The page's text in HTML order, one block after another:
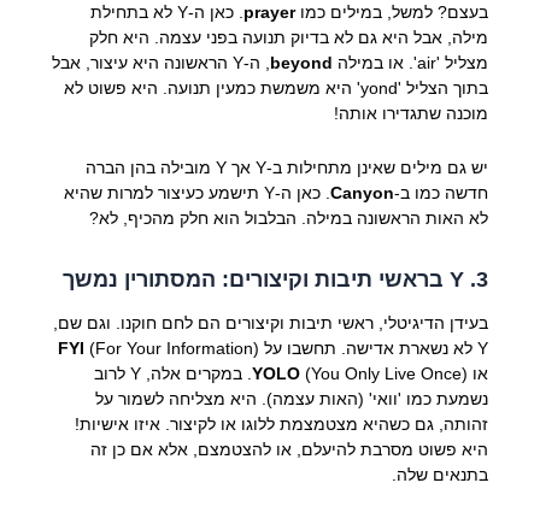
בעצם? למשל, במילים כמוprayer
. כאן ה-Y לא בתחילת
מילה, אבל היא גם לא בדיוק תנועה בפני עצמה. היא חלק
מצליל 'air'. או במילה
beyond
, ה-Y הראשונה היא עיצור, אבל
בתוך הצליל 'yond' היא משמשת כמעין תנועה. היא פשוט לא
מוכנה שתגדירו אותה!
יש גם מילים שאינן מתחילות ב-Y אך Y מובילה בהן הברה
חדשה כמו ב-Canyon
. כאן ה-Y תישמע כעיצור למרות שהיא
לא האות הראשונה במילה. הבלבול הוא חלק מהכיף, לא?
3. Y בראשי תיבות וקיצורים: המסתורין נמשך
בעידן הדיגיטלי, ראשי תיבות וקיצורים הם לחם חוקנו. וגם שם,
Y לא נשארת אדישה. תחשבו על
FYI (For Your Information)
או
YOLO
(You Only Live Once). במקרים אלה, Y לרוב
נשמעת כמו 'וואי' (האות עצמה). היא מצליחה לשמור על
זהותה, גם כשהיא מצטמצמת ללוגו או לקיצור. איזו אישיות!
היא פשוט מסרבת להיעלם, או להצטמצם, אלא אם כן זה
בתנאים שלה.